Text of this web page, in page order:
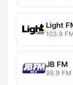
Light
103.9
JB FM
99.9